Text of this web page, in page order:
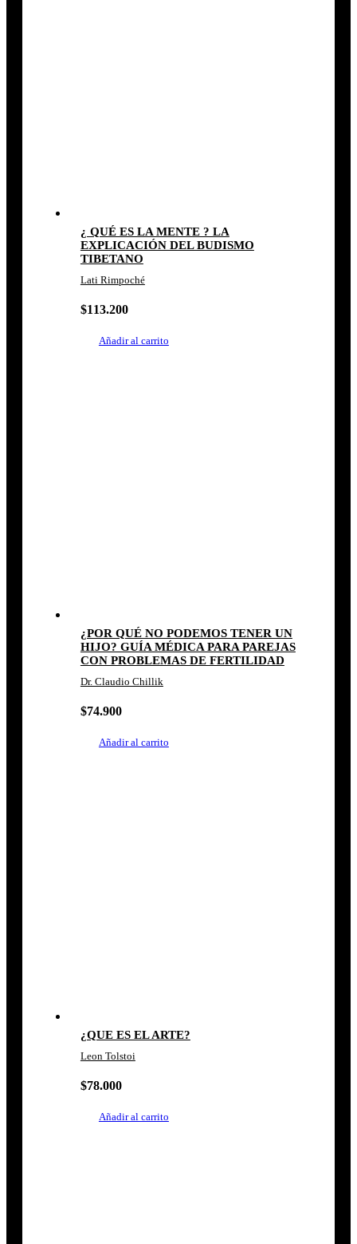
¿ QUÉ ES LA MENTE ? LA
EXPLICACIÓN DEL BUDISMO
TIBETANO
Lati Rimpoché
$113.200
Añadir al carrito
¿POR QUÉ NO PODEMOS TENER UN
HIJO? GUÍA MÉDICA PARA PAREJAS
CON PROBLEMAS DE FERTILIDAD
Dr. Claudio Chillik
$74.900
Añadir al carrito
¿QUE ES EL ARTE?
Leon Tolstoi
$78.000
Añadir al carrito